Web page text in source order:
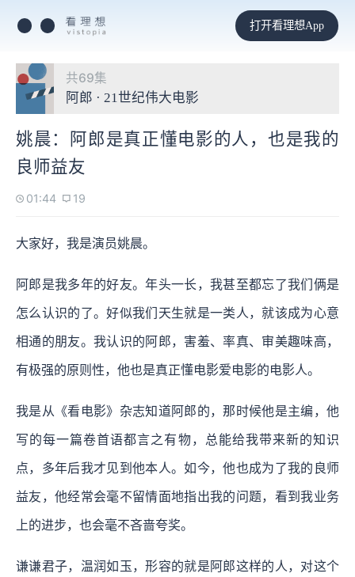
打开看理想App
共69集
阿郎 · 21世纪伟大电影
姚晨：阿郎是真正懂电影的人，也是我的
良师益友
01:44 19
大家好，我是演员姚晨。
阿郎是我多年的好友。年头一长，我甚至都忘了我们俩是
怎么认识的了。好似我们天生就是一类人，就该成为心意
相通的朋友。我认识的阿郎，害羞、率真、审美趣味高，
有极强的原则性，他也是真正懂电影爱电影的电影人。
我是从《看电影》杂志知道阿郎的，那时候他是主编，他
写的每一篇卷首语都言之有物，总能给我带来新的知识
点，多年后我才见到他本人。如今，他也成为了我的良师
益友，他经常会毫不留情面地指出我的问题，看到我业务
上的进步，也会毫不吝啬夸奖。
谦谦君子，温润如玉，形容的就是阿郎这样的人，对这个